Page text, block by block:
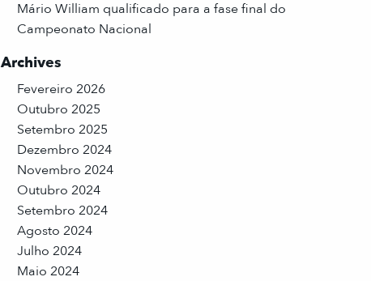
Mário William qualificado para a fase final do
Campeonato Nacional
Archives
Fevereiro 2026
Outubro 2025
Setembro 2025
Dezembro 2024
Novembro 2024
Outubro 2024
Setembro 2024
Agosto 2024
Julho 2024
Maio 2024